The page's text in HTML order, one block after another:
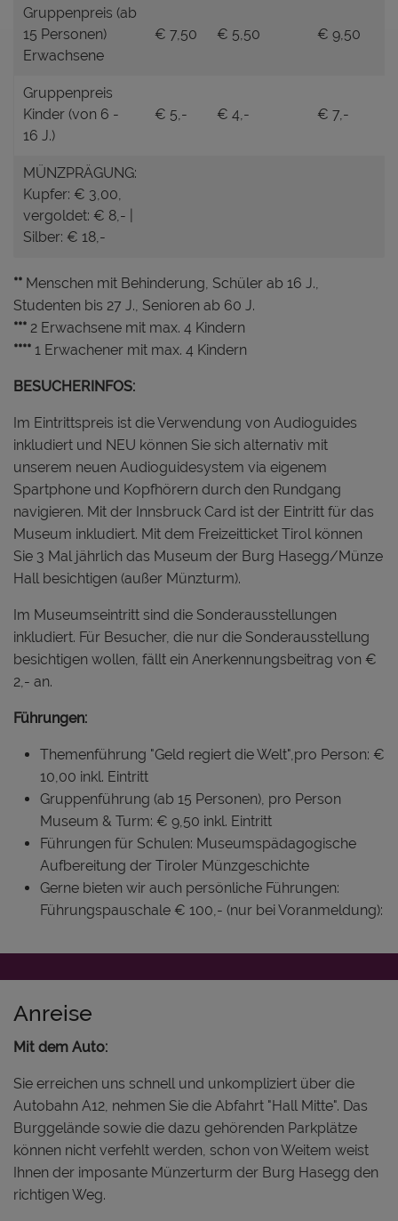
Gruppenpreis (ab
15 Personen)
Erwachsene
€ 7,50 € 5,50 € 9,50
Gruppenpreis
Kinder (von 6 -
16 J.)
€ 5,- € 4,- € 7,-
MÜNZPRÄGUNG:
Kupfer: € 3,00,
vergoldet: € 8,- |
Silber: € 18,-
** Menschen mit Behinderung, Schüler ab 16 J.,
Studenten bis 27 J., Senioren ab 60 J.
*** 2 Erwachsene mit max. 4 Kindern
**** 1 Erwachener mit max. 4 Kindern
BESUCHERINFOS:
Im Eintrittspreis ist die Verwendung von Audioguides
inkludiert und NEU können Sie sich alternativ mit
unserem neuen Audioguidesystem via eigenem
Spartphone und Kopfhörern durch den Rundgang
navigieren. Mit der Innsbruck Card ist der Eintritt für das
Museum inkludiert. Mit dem Freizeitticket Tirol können
Sie 3 Mal jährlich das Museum der Burg Hasegg/Münze
Hall besichtigen (außer Münzturm).
Im Museumseintritt sind die Sonderausstellungen
inkludiert. Für Besucher, die nur die Sonderausstellung
besichtigen wollen, fällt ein Anerkennungsbeitrag von €
2,- an.
Führungen:
Themenführung "Geld regiert die Welt",pro Person: €
10,00 inkl. Eintritt
Gruppenführung (ab 15 Personen), pro Person
Museum & Turm: € 9,50 inkl. Eintritt
Führungen für Schulen: Museumspädagogische
Aufbereitung der Tiroler Münzgeschichte
Gerne bieten wir auch persönliche Führungen:
Führungspauschale € 100,- (nur bei Voranmeldung):
Anreise
Mit dem Auto:
Sie erreichen uns schnell und unkompliziert über die
Autobahn A12, nehmen Sie die Abfahrt "Hall Mitte". Das
Burggelände sowie die dazu gehörenden Parkplätze
können nicht verfehlt werden, schon von Weitem weist
Ihnen der imposante Münzerturm der Burg Hasegg den
richtigen Weg.